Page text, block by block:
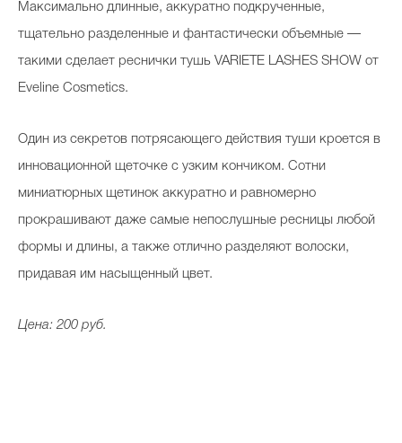
Максимально длинные, аккуратно подкрученные,
тщательно разделенные и фантастически объемные —
такими сделает реснички тушь VARIETE LASHES SHOW от
Eveline Cosmetics.
Один из секретов потрясающего действия туши кроется в
инновационной щеточке с узким кончиком. Сотни
миниатюрных щетинок аккуратно и равномерно
прокрашивают даже самые непослушные ресницы любой
формы и длины, а также отлично разделяют волоски,
придавая им насыщенный цвет.
Цена: 200 руб.